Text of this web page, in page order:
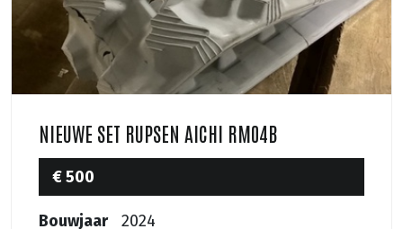
NIEUWE SET RUPSEN AICHI RM04B
€ 500
Bouwjaar 2024